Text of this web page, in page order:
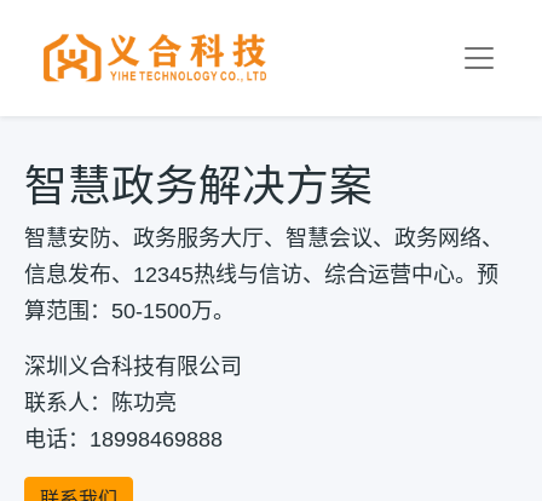
智慧政务解决方案
智慧安防、政务服务大厅、智慧会议、政务网络、
信息发布、12345热线与信访、综合运营中心。预
算范围：50-1500万。
深圳义合科技有限公司
联系人：陈功亮
电话：18998469888